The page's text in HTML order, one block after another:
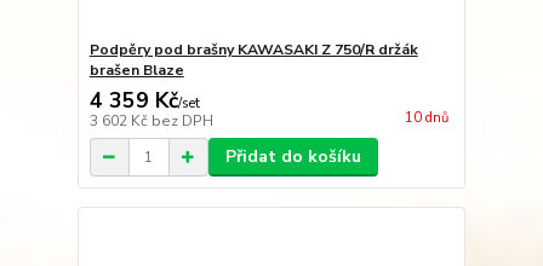
Podpěry pod brašny KAWASAKI Z 750/R držák
brašen Blaze
4 359 Kč/set
3 602 Kč bez DPH 10 dnů
Přidat do košíku